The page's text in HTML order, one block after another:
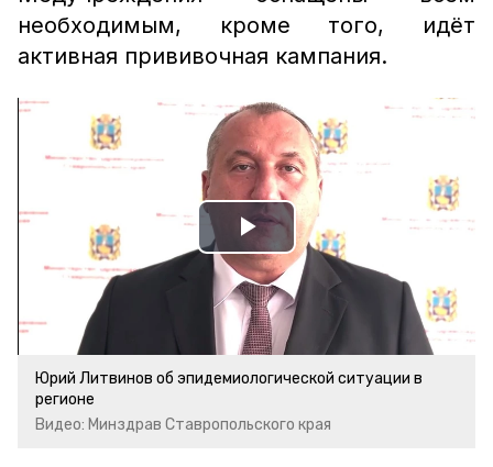
необходимым, кроме того, идёт
активная прививочная кампания.
Play
Video
Юрий Литвинов об эпидемиологической ситуации в
регионе
Видео: Минздрав Ставропольского края